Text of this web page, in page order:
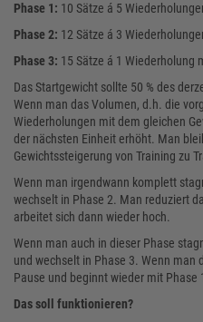
Phase 1: 10 Sätze á 5
Phase 2: 12 Sätze á 3
Phase 3: 15 Sätze á 1 Wiederholung
Das Startgewicht sollte 50 % des
Wenn man das Volumen, d.h. die
Wiederholungen mit dem gleichen
der nächsten Einheit erhöht. Man
Gewichtssteigerung von Training zu
Wenn man irgendwann komplett
wechselt in Phase 2. Man reduziert
arbeitet sich dann wieder hoch.
Wenn man auch in dieser Phase
und wechselt in Phase 3. Wenn man
Pause und beginnt wieder mit
Das soll funktionieren?